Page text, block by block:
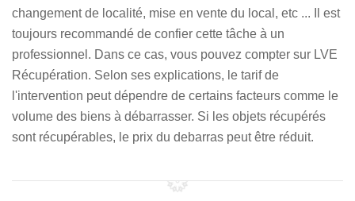
changement de localité, mise en vente du local, etc ... Il est
toujours recommandé de confier cette tâche à un
professionnel. Dans ce cas, vous pouvez compter sur LVE
Récupération. Selon ses explications, le tarif de
l'intervention peut dépendre de certains facteurs comme le
volume des biens à débarrasser. Si les objets récupérés
sont récupérables, le prix du debarras peut être réduit.